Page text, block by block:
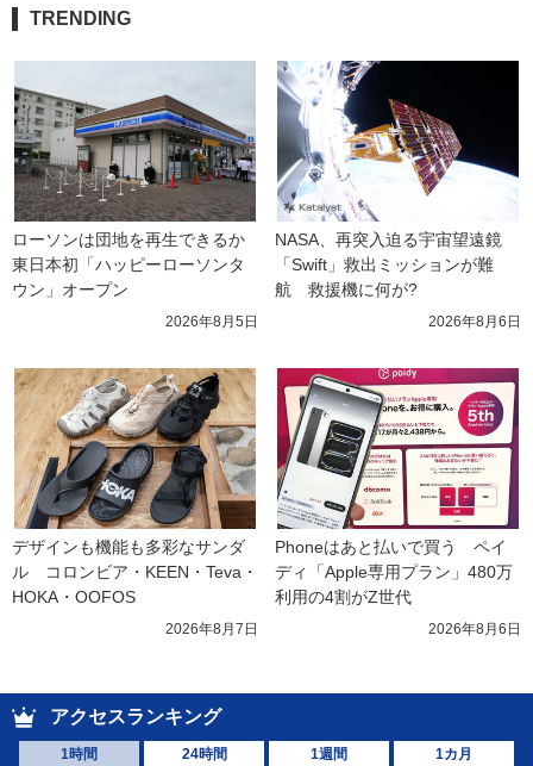
TRENDING
ローソンは団地を再生できるか
東日本初「ハッピーローソンタ
ウン」オープン
2026年8月5日
NASA、再突入迫る宇宙望遠鏡
「Swift」救出ミッションが難
航　救援機に何が?
2026年8月6日
デザインも機能も多彩なサンダ
ル　コロンビア・KEEN・Teva・
HOKA・OOFOS
2026年8月7日
Phoneはあと払いで買う　ペイ
ディ「Apple専用プラン」480万
利用の4割がZ世代
2026年8月6日
アクセスランキング
1時間 24時間 1週間 1カ月